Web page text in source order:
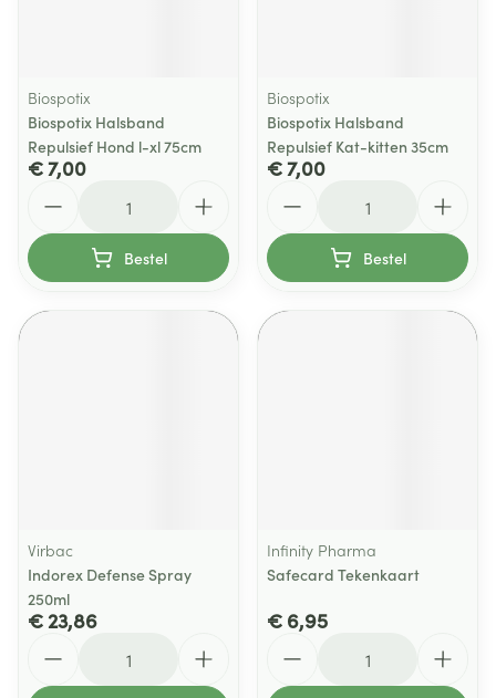
Biospotix
Biospotix Halsband
Repulsief Hond l-xl 75cm
€ 7,00
Bestel
Biospotix
Biospotix Halsband
Repulsief Kat-kitten 35cm
€ 7,00
Bestel
Virbac
Indorex Defense Spray
250ml
€ 23,86
Infinity Pharma
Safecard Tekenkaart
€ 6,95